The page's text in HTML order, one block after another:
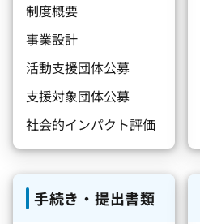
制度概要
事業設計
活動支援団体公募
支援対象団体公募
社会的インパクト評価
手続き・提出書類